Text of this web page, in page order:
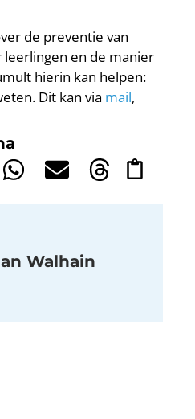
de preventie van
en de manier
hierin kan helpen:
Dit kan via mail,
Walhain